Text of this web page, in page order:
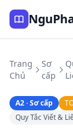
Trang
Chủ
Sơ
cấp
A2 · Sơ cấp
Quy Tắc Viết &